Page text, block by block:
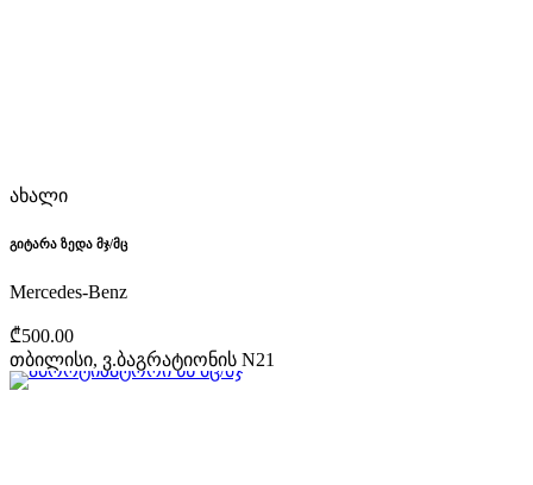
ახალი
გიტარა ზედა მჯ/მც
Mercedes-Benz
₾500.00
თბილისი, ვ.ბაგრატიონის N21